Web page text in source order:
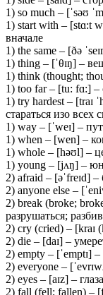
1) so much – [ˈsəʊ
1) start with – [stɑ:t
вначале
1) the same – [ðə
1) thing – [ˈθɪŋ] –
1) think (thought;
1) too far – [tu: fɑ:]
1) try hardest – [traɪ
стараться изо всех
1) way – [ˈweɪ] –
1) when – [wen] –
1) whole – [həʊl] –
1) young – [jʌŋ] –
2) afraid – [əˈfreɪd]
2) anyone else –
2) break (broke;
разрушаться;
2) cry (cried) – [kraɪ
2) die – [daɪ] –
2) empty – [ˈemptɪ]
2) everyone –
2) eyes – [aɪz] – глаза
2) fall (fell; fallen) –